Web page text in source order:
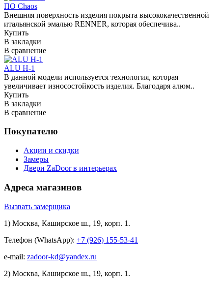
ПО Chaos
Внешняя поверхность изделия покрыта высококачественной
итальянской эмалью RENNER, которая обеспечива..
Купить
В закладки
В сравнение
ALU H-1
В данной модели используется технология, которая
увеличивает износостойкость изделия. Благодаря алюм..
Купить
В закладки
В сравнение
Покупателю
Акции и скидки
Замеры
Двери ZaDoor в интерьерах
Адреса магазинов
Вызвать замерщика
1) Москва, Каширское ш., 19, корп. 1.
Телефон (WhatsApp): +7 (926) 155-53-41
e-mail: zadoor-kd@yandex.ru
2) Москва, Каширское ш., 19, корп. 1.